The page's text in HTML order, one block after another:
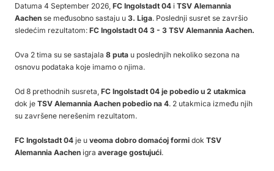
Datuma 4 September 2026, FC Ingolstadt 04 i TSV Alemannia
Aachen se međusobno sastaju u 3. Liga. Poslednji susret se završio
sledećim rezultatom: FC Ingolstadt 04 3 - 3 TSV Alemannia Aachen.
Ova 2 tima su se sastajala 8 puta u poslednjih nekoliko sezona na
osnovu podataka koje imamo o njima.
Od 8 prethodnih susreta, FC Ingolstadt 04 je pobedio u 2 utakmica
dok je TSV Alemannia Aachen pobedio na 4. 2 utakmica između njih
su završene nerešenim rezultatom.
FC Ingolstadt 04 je u veoma dobro domaćoj formi dok TSV
Alemannia Aachen igra average gostujući.